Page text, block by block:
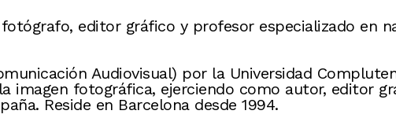
fotógrafo, editor gráfico y profesor especializado en
Audiovisual) por la Universidad
imagen fotográfica, ejerciendo como autor, editor
Reside en Barcelona desde 1994.